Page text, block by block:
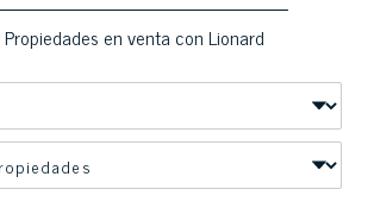
Propiedades en venta con Lionard